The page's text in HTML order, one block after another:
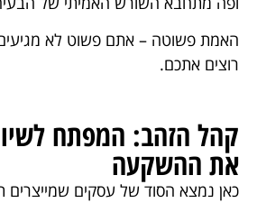
האמת פשוטה – אתם פשוט לא
רוצים אתכם.
קהל הזהב: המפתח
את ההשקעה
כאן נמצא הסוד של עסקים שמייצרים